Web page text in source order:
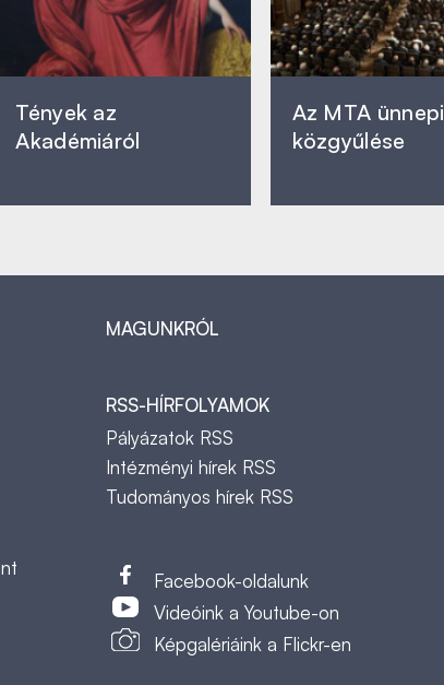
Tények az
Akadémiáról
Az MTA ünnepi
közgyűlése
MAGUNKRÓL
RSS-HÍRFOLYAMOK
Pályázatok RSS
Intézményi hírek RSS
Tudományos hírek RSS
Facebook-oldalunk
Videóink a Youtube-on
Képgalériáink a Flickr-en